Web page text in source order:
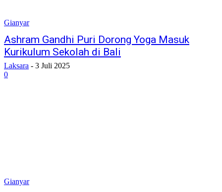
Gianyar
Ashram Gandhi Puri Dorong Yoga Masuk
Kurikulum Sekolah di Bali
Laksara - 3 Juli 2025
0
Gianyar